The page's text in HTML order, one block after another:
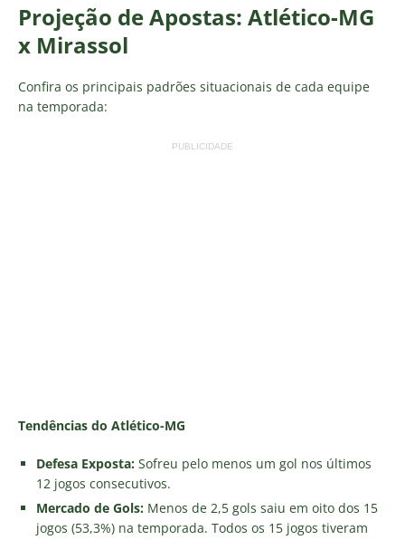
Projeção de Apostas: Atlético-MG
x Mirassol
Confira os principais padrões situacionais de cada equipe
na temporada:
PUBLICIDADE
Tendências do Atlético-MG
Defesa Exposta: Sofreu pelo menos um gol nos últimos
12 jogos consecutivos.
Mercado de Gols: Menos de 2,5 gols saiu em oito dos 15
jogos (53,3%) na temporada. Todos os 15 jogos tiveram